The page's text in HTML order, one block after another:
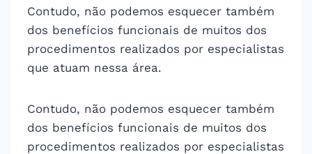
Contudo, não podemos esquecer também
dos benefícios funcionais de muitos dos
procedimentos realizados por especialistas
que atuam nessa área.
Contudo, não podemos esquecer também
dos benefícios funcionais de muitos dos
procedimentos realizados por especialistas